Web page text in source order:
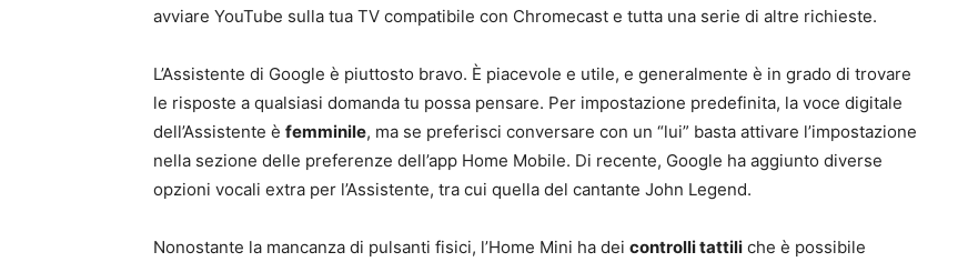
avviare YouTube sulla tua TV compatibile con Chromecast e tutta una serie di altre richieste.
L’Assistente di Google è piuttosto bravo. È piacevole e utile, e generalmente è in grado di trovare
le risposte a qualsiasi domanda tu possa pensare. Per impostazione predefinita, la voce digitale
dell’Assistente è femminile, ma se preferisci conversare con un “lui” basta attivare l’impostazione
nella sezione delle preferenze dell’app Home Mobile. Di recente, Google ha aggiunto diverse
opzioni vocali extra per l’Assistente, tra cui quella del cantante John Legend.
Nonostante la mancanza di pulsanti fisici, l’Home Mini ha dei controlli tattili che è possibile